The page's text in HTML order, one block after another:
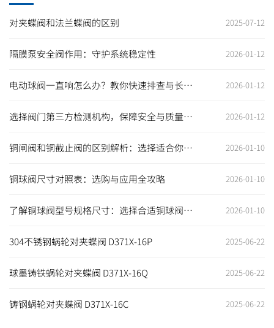
对夹蝶阀和法兰蝶阀的区别 2025-07-12
隔膜泵安全阀作用：守护系统稳定性 2026-01-12
电动球阀一直响怎么办？教你快速排查与长期
2026-01-12
选择阀门第三方检测机构，保障安全与质量的
2026-01-12
铜闸阀和铜截止阀的区别解析：选择适合你的
2026-01-10
铜球阀尺寸对照表：选购与应用全攻略 2026-01-10
了解铜球阀型号规格尺寸：选择合适铜球阀，
2026-01-10
304不锈钢蜗轮对夹蝶阀 D371X-16P 2025-06-22
球墨铸铁蜗轮对夹蝶阀 D371X-16Q 2025-06-22
铸钢蜗轮对夹蝶阀 D371X-16C 2025-06-22